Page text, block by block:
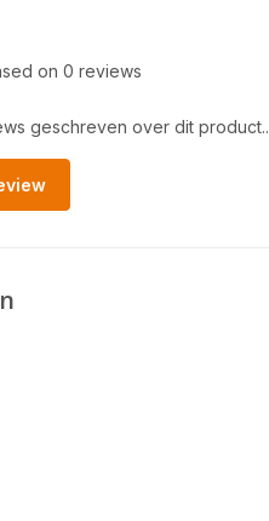
on 0 reviews
geschreven over dit product..